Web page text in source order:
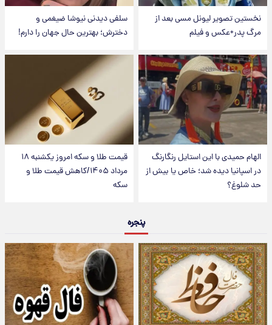
نخستین تصویر لیونل مسی بعد از
مرگ پدر+عکس و فیلم
سلفی دیدنی نیوشا ضیغمی و
دخترش؛ بهترین حال جهان را دارم!
الهام حمیدی با این استایل رنگارنگ
در اسپانیا دیده شد؛ خاص یا بیش از
حد شلوغ؟
قیمت طلا و سکه امروز یکشنبه ۱۸
مرداد ۱۴۰۵/کاهش قیمت طلا و
سکه
پنجره